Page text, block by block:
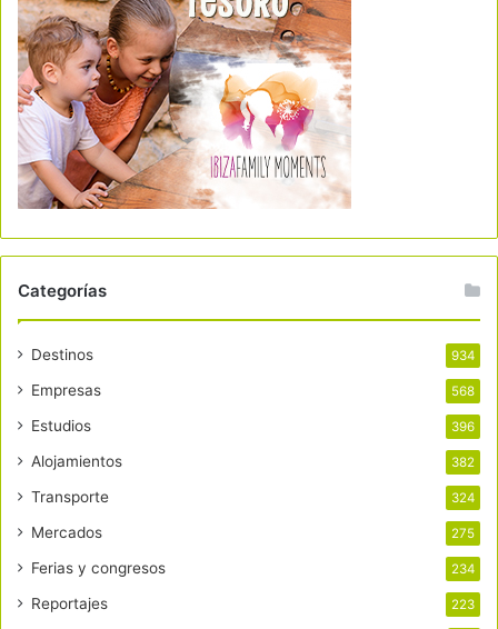
Categorías
Destinos 934
Empresas 568
Estudios 396
Alojamientos 382
Transporte 324
Mercados 275
Ferias y congresos 234
Reportajes 223